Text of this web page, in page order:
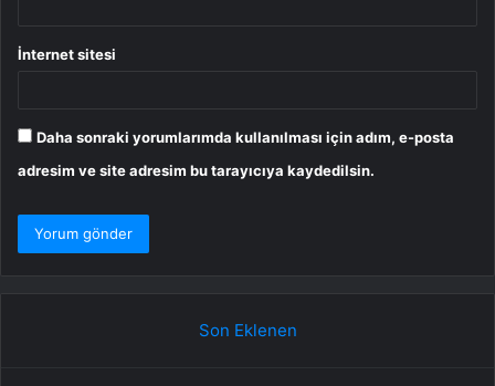
İnternet sitesi
Daha sonraki yorumlarımda kullanılması için adım, e-posta
adresim ve site adresim bu tarayıcıya kaydedilsin.
Son Eklenen